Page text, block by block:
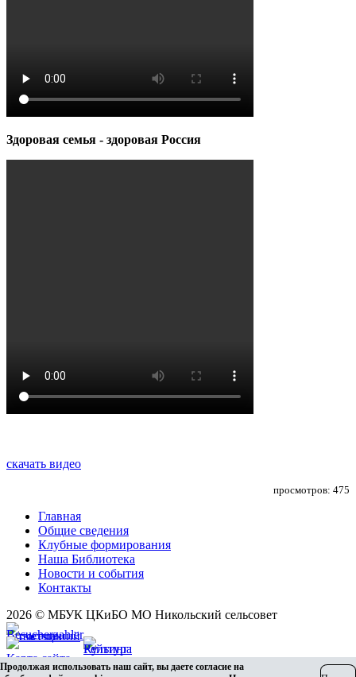
Здоровая семья - здоровая Россия
скачать видео
просмотров: 475
Главная
Общие сведения
Клубные формирования
Наша Библиотека
Новости и события
Контакты
2026 © МБУК ЦКиБО МО Никольский сельсовет
Карта сайта
Разработка сайта
Продолжая использовать наш сайт, вы даете согласие на